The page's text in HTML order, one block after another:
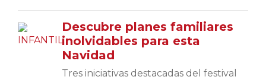
Descubre planes familiares
inolvidables para esta
Navidad
Tres iniciativas destacadas del festival